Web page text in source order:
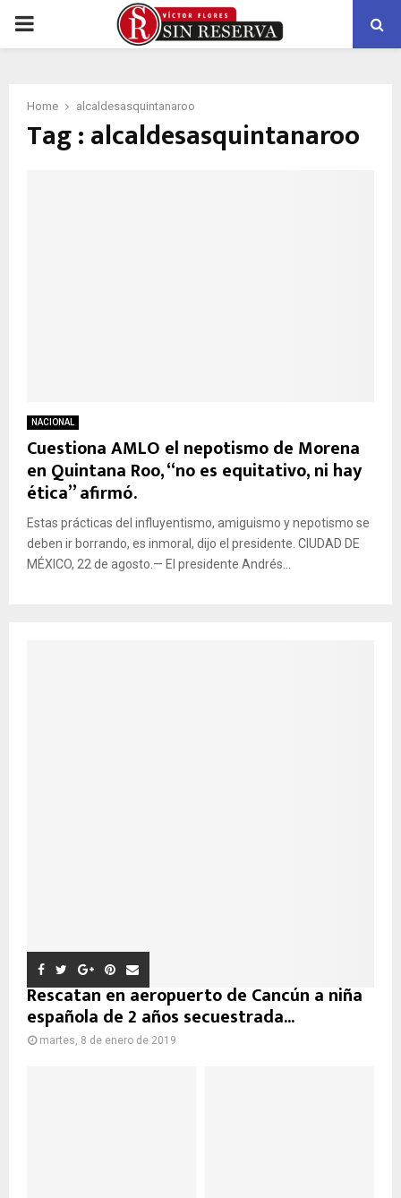
PRIMARY
Home alcaldesasquintanaroo
Tag : alcaldesasquintanaroo
NACIONAL
Cuestiona AMLO el nepotismo de Morena
en Quintana Roo, “no es equitativo, ni hay
ética” afirmó.
Estas prácticas del influyentismo, amiguismo y nepotismo se
deben ir borrando, es inmoral, dijo el presidente. CIUDAD DE
MÉXICO, 22 de agosto.— El presidente Andrés...
Rescatan en aeropuerto de Cancún a niña
española de 2 años secuestrada...
martes, 8 de enero de 2019